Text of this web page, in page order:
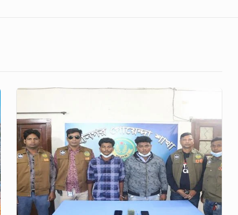
কলেজছাত্রীর
প্রেমের
ফাঁদে
বিকাশ
প্রতারক
আটক